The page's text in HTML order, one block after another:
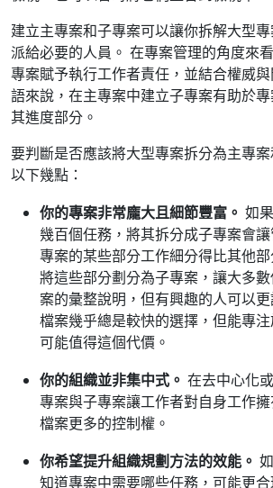
建立主專案和子專案可以讓你拆解大型
派給必要的人員。 在專案管理的角度來
專案賦予執行工作者責任，並結合權威
語來說，在主專案中建立子專案有助於
其進度部分。
要判斷是否應該將大型專案拆分為主專
以下幾點：
你的專案非常龐大且細節豐富。 如
幾百個任務，將其拆分成子專案會
專案的某些部分工作細分得比其他
將這些部分劃分為子專案，讓大多
案的彙整說明，但有興趣的人可以
檔案幾乎總是較快的選擇，但能專注
可能值得這個代價。
你的組織並非集中式。 在去中心化
專案與子專案讓工作者對自身工作
檔案更多的控制權。
你希望提升組織規劃方法的效能。
知道專案中需要哪些任務，可能更